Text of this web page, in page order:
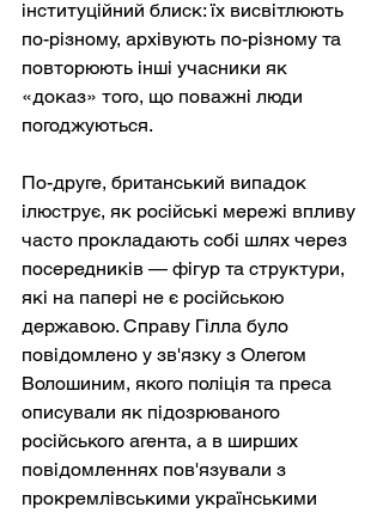
інституційний блиск: їх висвітлюють
по-різному, архівують по-різному та
повторюють інші учасники як
«доказ» того, що поважні люди
погоджуються.
По-друге, британський випадок
ілюструє, як російські мережі впливу
часто прокладають собі шлях через
посередників — фігур та структури,
які на папері не є російською
державою. Справу Гілла було
повідомлено у зв'язку з Олегом
Волошиним, якого поліція та преса
описували як підозрюваного
російського агента, а в ширших
повідомленнях пов'язували з
прокремлівськими українськими